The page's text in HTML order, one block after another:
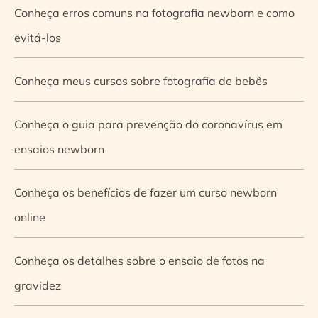
Conheça erros comuns na fotografia newborn e como
evitá-los
Conheça meus cursos sobre fotografia de bebês
Conheça o guia para prevenção do coronavírus em
ensaios newborn
Conheça os benefícios de fazer um curso newborn
online
Conheça os detalhes sobre o ensaio de fotos na
gravidez